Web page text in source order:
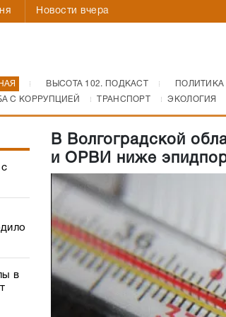
Новости вчера
ВЫСОТА 102. ПОДКАСТ ПОЛИТИКА
С КОРРУПЦИЕЙ
ТРАНСПОРТ ЭКОЛОГИЯ
в
В Волгоградской
и ОРВИ ниже